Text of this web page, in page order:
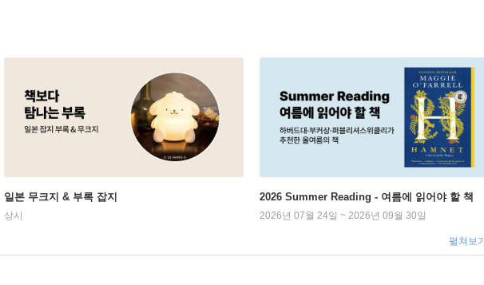
일본 무크지 & 부록 잡지
상시
2026 Summer Reading - 여름에 읽어야 할 책
2026년 07월 24일 ~ 2026년 09월 30일
펼쳐보기